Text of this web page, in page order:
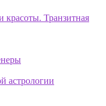
Транзитная
астрологии